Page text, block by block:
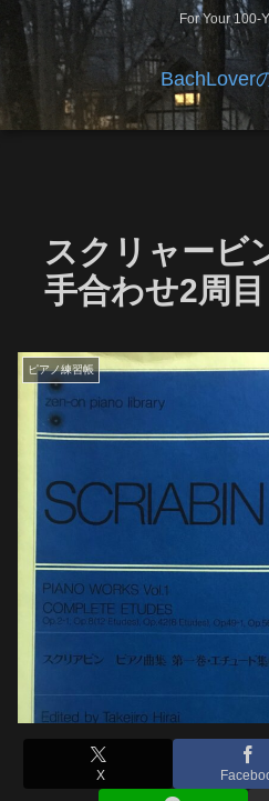
For Your 100-
BachLover
スクリャービ
手合わせ2周目
ピアノ練習帳
X